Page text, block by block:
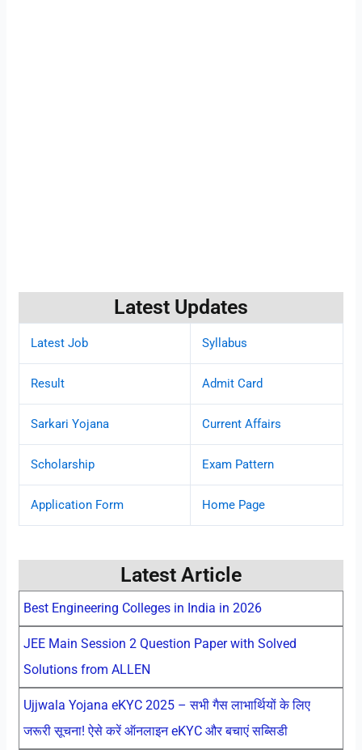
Latest Updates
Latest Job Syllabus
Result Admit Card
Sarkari Yojana Current Affairs
Scholarship Exam Pattern
Application Form Home Page
Latest Article
Best Engineering Colleges in India in 2026
JEE Main Session 2 Question Paper with Solved
Solutions from ALLEN
Ujjwala Yojana eKYC 2025 – सभी गैस लाभार्थियों के लिए
जरूरी सूचना! ऐसे करें ऑनलाइन eKYC और बचाएं सब्सिडी